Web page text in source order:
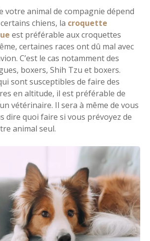
votre animal de compagnie dépend
chiens, la croquette
est préférable aux croquettes
certaines races ont dû mal avec
C’est le cas notamment des
boxers, Shih Tzu et boxers.
sont susceptibles de faire des
en altitude, il est préférable de
vétérinaire. Il sera à même de vous
dire quoi faire si vous prévoyez de
animal seul.